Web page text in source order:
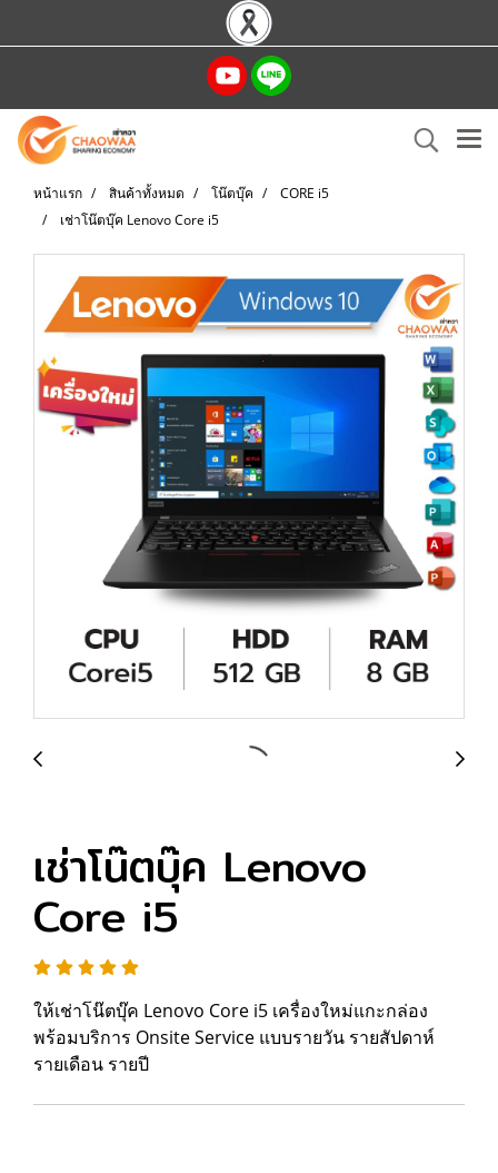
หน้าแรก สินค้าทั้งหมด โน๊ตบุ๊ค
CORE i5
เช่าโน๊ตบุ๊ค Lenovo Core i5
เช่าโน๊ตบุ๊ค Lenovo
Core i5
ให้เช่าโน๊ตบุ๊ค Lenovo Core i5 เครื่องใหม่แกะกล่อง
พร้อมบริการ Onsite Service แบบรายวัน รายสัปดาห์
รายเดือน รายปี